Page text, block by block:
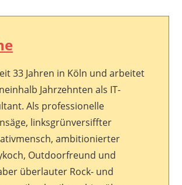
33 Jahren in Köln und arbeitet
Jahrzehnten als IT-
Als professionelle
linksgrünversiffter
ambitionierter
Outdoorfreund und
überlauter Rock- und